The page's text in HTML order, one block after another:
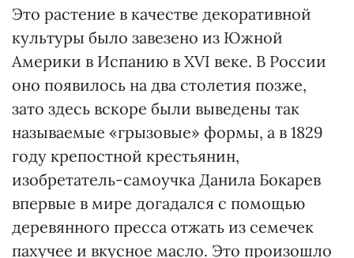
Это растение в качестве декоративной
культуры было завезено из Южной
Америки в Испанию в XVI веке. В России
оно появилось на два столетия позже,
зато здесь вскоре были выведены так
называемые «грызовые» формы, а в 1829
году крепостной крестьянин,
изобретатель-самоучка Данила Бокарев
впервые в мире догадался с помощью
деревянного пресса отжать из семечек
пахучее и вкусное масло. Это произошло